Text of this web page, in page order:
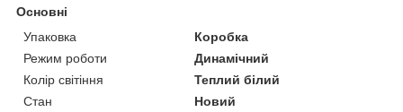
Основні
Упаковка
Коробка
Режим роботи
Динамічний
Колір світіння
Теплий білий
Стан
Новий